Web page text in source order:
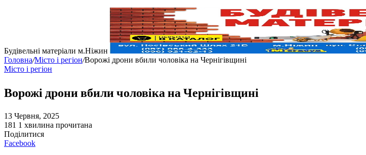
Будівельні матеріали м.Ніжин
Головна/Місто і регіон/Ворожі дрони вбили чоловіка на Чернігівщині
Місто і регіон
Ворожі дрони вбили чоловіка на Чернігівщині
13 Червня, 2025
181 1 хвилина прочитана
Поділитися
Facebook